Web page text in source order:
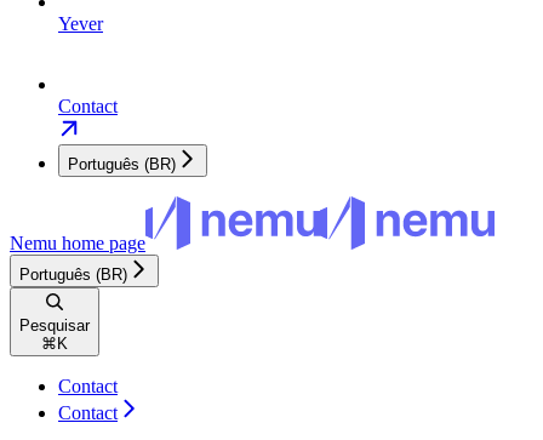
Yever
Contact
Português (BR)
Nemu home page
Português (BR)
Pesquisar
⌘ K
Contact
Contact